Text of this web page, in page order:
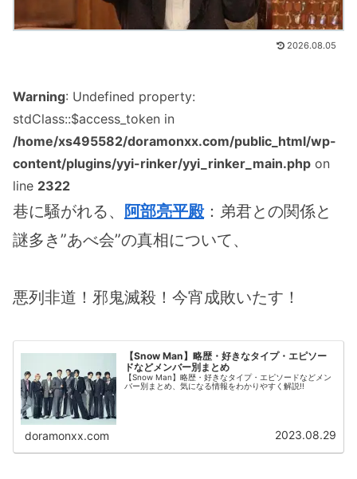
2026.08.05
Warning: Undefined property:
stdClass::$access_token in
/home/xs495582/doramonxx.com/public_html/wp-
content/plugins/yyi-rinker/yyi_rinker_main.php on
line 2322
巷に騒がれる、 阿部亮平殿：弟君との関係と
謎多き”あべ会”の真相について、
悪列非道！邪鬼滅殺！今宵成敗いたす！
【Snow Man】略歴・好きなタイプ・エピソー
ドなどメンバー別まとめ
【Snow Man】略歴・好きなタイプ・エピソードなどメン
バー別まとめ、気になる情報をわかりやすく解説!!
doramonxx.com 2023.08.29